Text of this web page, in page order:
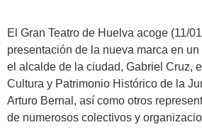
El Gran Teatro de Huelva acoge (11/
presentación de la nueva marca en
el alcalde de la ciudad, Gabriel Cruz,
Cultura y Patrimonio Histórico de la
Arturo Bernal, así como otros
de numerosos colectivos y